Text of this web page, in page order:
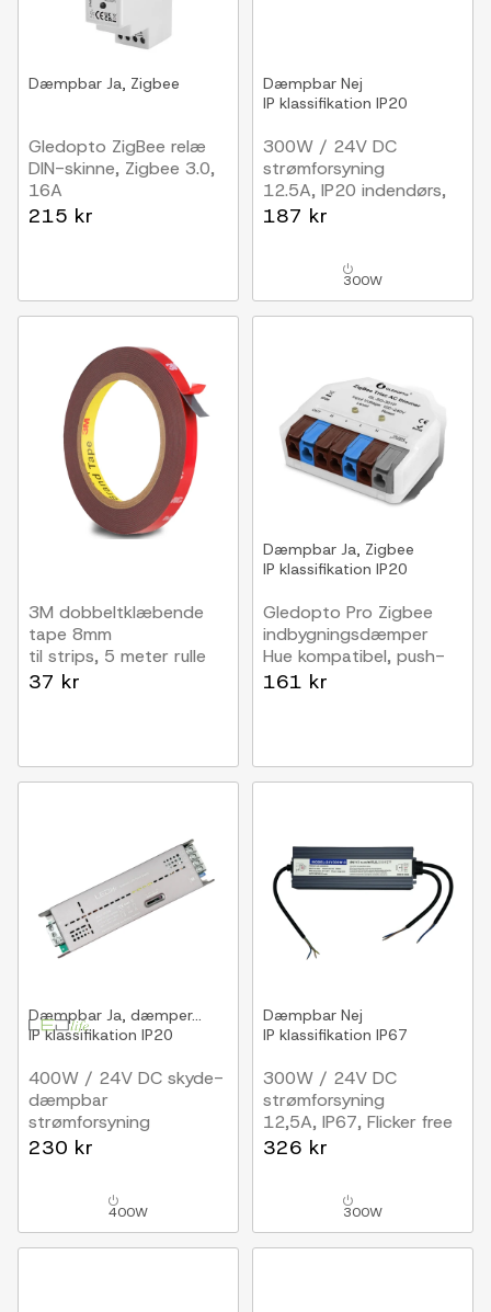
Dæmpbar Ja, Zigbee
Gledopto ZigBee relæ
DIN-skinne, Zigbee 3.0,
16A
215 kr
Dæmpbar Nej
IP klassifikation IP20
300W / 24V DC
strømforsyning
12.5A, IP20 indendørs,
Flicker free
187 kr
300W
3M dobbeltklæbende
tape 8mm
til strips, 5 meter rulle
37 kr
Dæmpbar Ja, Zigbee
IP klassifikation IP20
Gledopto Pro Zigbee
indbygningsdæmper
Hue kompatibel, push-
dim, LED dæmper,
161 kr
Dæmpbar Ja, dæmper...
IP klassifikation IP20
400W / 24V DC skyde-
dæmpbar
strømforsyning
16,6A
230 kr
400W
Dæmpbar Nej
IP klassifikation IP67
300W / 24V DC
strømforsyning
12,5A, IP67, Flicker free
326 kr
300W